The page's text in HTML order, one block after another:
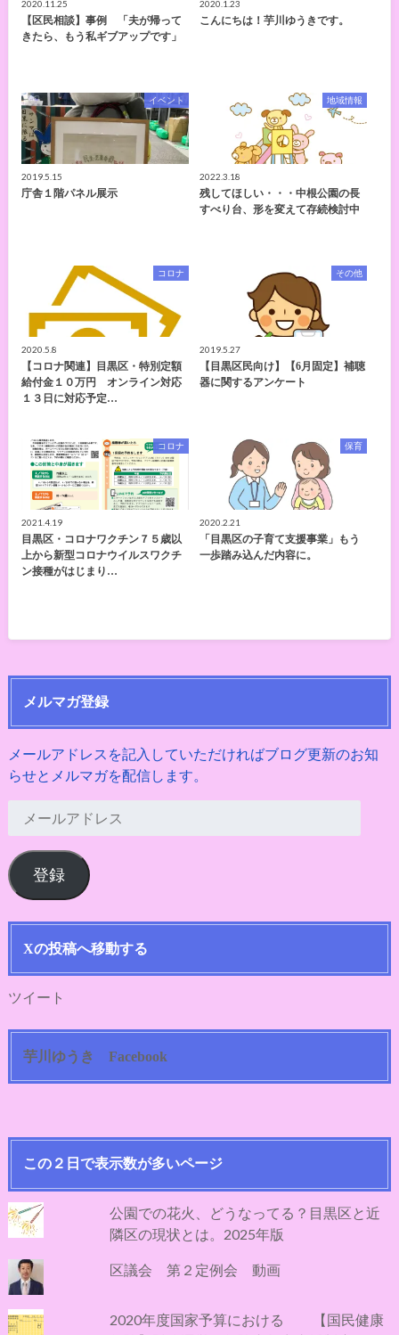
2020.11.25
【区民相談】事例 「夫が帰って
きたら、もう私ギブアップです」
2020.1.23
こんにちは！芋川ゆうきです。
イベント
2019.5.15
庁舎１階パネル展示
地域情報
2022.3.18
残してほしい・・・中根公園の長
すべり台、形を変えて存続検討中
コロナ
2020.5.8
【コロナ関連】目黒区・特別定額
給付金１０万円 オンライン対応
１３日に対応予定…
その他
2019.5.27
【目黒区民向け】【6月固定】補聴
器に関するアンケート
コロナ
2021.4.19
目黒区・コロナワクチン７５歳以
上から新型コロナウイルスワクチ
ン接種がはじまり…
保育
2020.2.21
「目黒区の子育て支援事業」もう
一歩踏み込んだ内容に。
メルマガ登録
メールアドレスを記入していただければブログ更新のお知
らせとメルマガを配信します。
ー
ル
ア
ド
登録
Xの投稿へ移動する
ツイート
芋川ゆうき Facebook
この２日で表示数が多いページ
公園での花火、どうなってる？目黒区と近
隣区の現状とは。2025年版
区議会 第２定例会 動画
2020年度国家予算における 【国民健康